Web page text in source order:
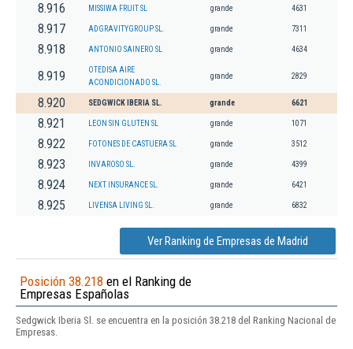
8.916 MISSIWA FRUIT SL grande 4631
8.917 ADGRAVITYGROUP SL. grande 7311
8.918 ANTONIO SAINERO SL grande 4634
8.919
OTEDISA AIRE
ACONDICIONADO SL.
grande 2829
8.920 SEDGWICK IBERIA SL. grande 6621
8.921 LEON SIN GLUTEN SL grande 1071
8.922 FOTONES DE CASTUERA SL grande 3512
8.923 INVAROSO SL. grande 4399
8.924 NEXT INSURANCE SL. grande 6421
8.925 LIVENSA LIVING SL. grande 6832
Ver Ranking de Empresas de Madrid
Posición 38.218 en el Ranking de
Empresas Españolas
Sedgwick Iberia Sl. se encuentra en la posición 38.218 del Ranking Nacional de
Empresas.